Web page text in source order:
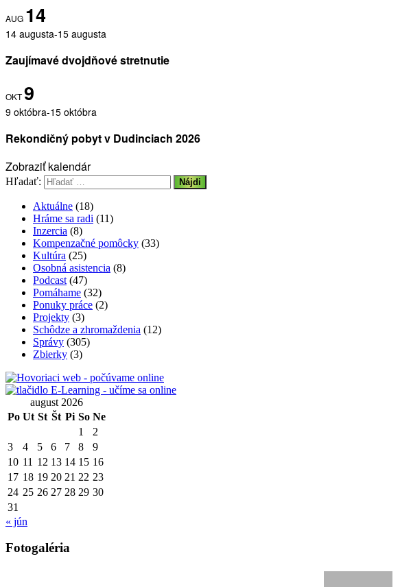
AUG 14
14 augusta-15 augusta
Zaujímavé dvojdňové stretnutie
OKT9
9 októbra-15 októbra
Rekondičný pobyt v Dudinciach 2026
Zobraziť kalendár
Hľadať:
Aktuálne (18)
Hráme sa radi (11)
Inzercia (8)
Kompenzačné pomôcky (33)
Kultúra (25)
Osobná asistencia (8)
Podcast (47)
Pomáhame (32)
Ponuky práce (2)
Projekty (3)
Schôdze a zhromaždenia (12)
Správy (305)
Zbierky (3)
august 2026
Po Ut St Št Pi So Ne
1
2
3
4 5 6 7 8
9
10 11 12 13 14 15 16
17 18 19 20 21 22 23
24 25 26 27 28 29 30
31
« jún
Fotogaléria